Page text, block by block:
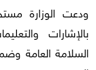
ودعت الوزارة
بالإشارات
السلامة العامة